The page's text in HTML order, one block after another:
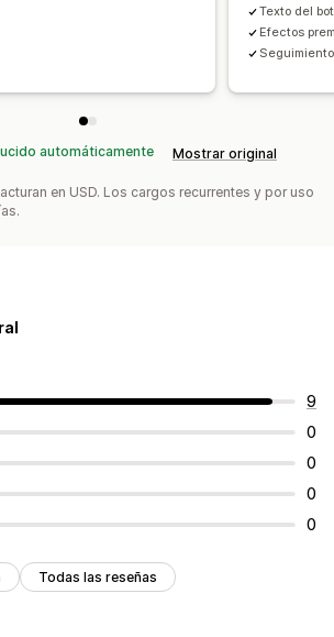
Texto del
Efectos
automáticamente Mostrar original
en USD. Los cargos recurrentes y por uso
9
0
0
0
0
Todas las reseñas